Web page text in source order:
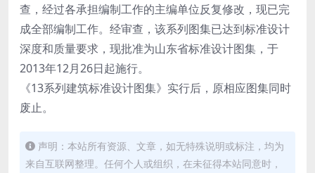
查，经过各承担编制工作的主编单位反复修改，现已完
成全部编制工作。经审查，该系列图集已达到标准设计
深度和质量要求，现批准为山东省标准设计图集，于
2013年12月26日起施行。
《13系列建筑标准设计图集》实行后，原相应图集同时
废止。
声明：本站所有资源、文章，如无特殊说明或标注，均为
来自互联网整理。任何个人或组织，在未征得本站同意时，